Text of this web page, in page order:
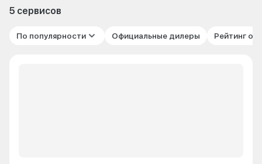
5 сервисов
По популярности Официальные дилеры Рейтинг